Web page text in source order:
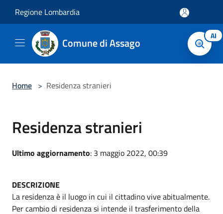
Regione Lombardia
Comune di Assago AI
Home > Residenza stranieri
Residenza stranieri
Ultimo aggiornamento: 3 maggio 2022, 00:39
DESCRIZIONE
La residenza è il luogo in cui il cittadino vive abitualmente.
Per cambio di residenza si intende il trasferimento della